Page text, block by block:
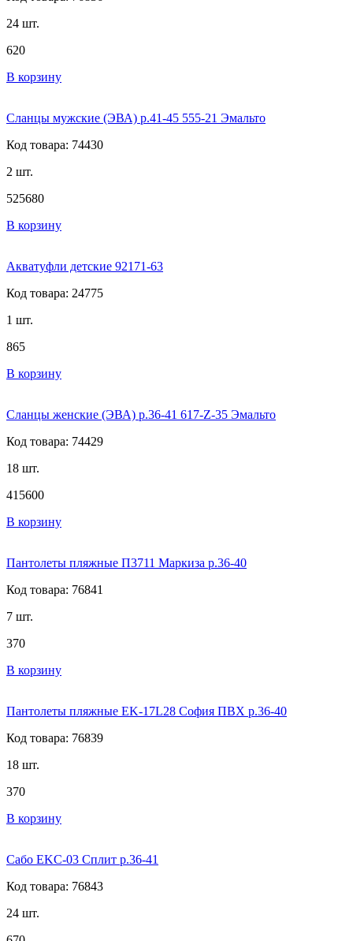
24 шт.
620
В корзину
Сланцы мужские (ЭВА) р.41-45 555-21 Эмальто
Код товара: 74430
2 шт.
525680
В корзину
Акватуфли детские 92171-63
Код товара: 24775
1 шт.
865
В корзину
Сланцы женские (ЭВА) р.36-41 617-Z-35 Эмальто
Код товара: 74429
18 шт.
415600
В корзину
Пантолеты пляжные П3711 Маркиза р.36-40
Код товара: 76841
7 шт.
370
В корзину
Пантолеты пляжные EK-17L28 София ПВХ р.36-40
Код товара: 76839
18 шт.
370
В корзину
Сабо EKС-03 Сплит р.36-41
Код товара: 76843
24 шт.